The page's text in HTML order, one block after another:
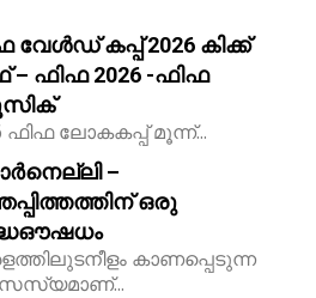
വേൾഡ് കപ്പ് 2026 കിക്ക്‌
ഫിഫ 2026 -ഫിഫ
ഫിഫ ലോകകപ്പ് മൂന്ന്...
–
ഒരു
കാണപ്പെടുന്ന